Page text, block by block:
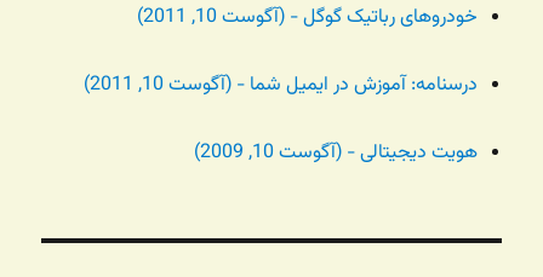
خودروهای رباتیک گوگل - (آگوست 10, 2011)
درسنامه: آموزش در ایمیل شما - (آگوست 10, 2011)
هویت دیجیتالی - (آگوست 10, 2009)